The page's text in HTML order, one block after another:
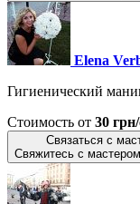
Elena
Гигиенический
Стоимость от 30
Связаться с
Свяжитесь с